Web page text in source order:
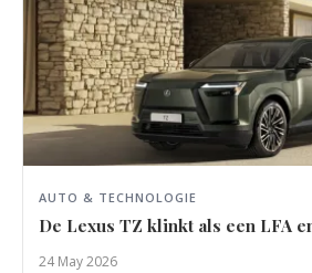
AUTO & TECHNOLOGIE
De Lexus TZ klinkt als een LFA
24 May 2026